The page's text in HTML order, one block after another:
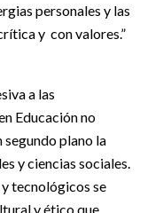
personales y las
y con valores.”
a las
Educación no
segundo plano la
y ciencias sociales.
tecnológicos se
y ético que